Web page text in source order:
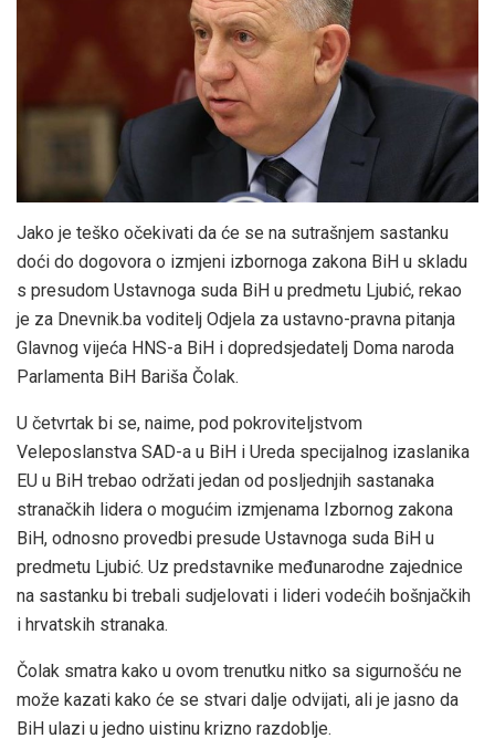
Jako je teško očekivati da će se na sutrašnjem sastanku
doći do dogovora o izmjeni izbornoga zakona BiH u skladu
s presudom Ustavnoga suda BiH u predmetu Ljubić, rekao
je za Dnevnik.ba voditelj Odjela za ustavno-pravna pitanja
Glavnog vijeća HNS-a BiH i dopredsjedatelj Doma naroda
Parlamenta BiH Bariša Čolak.
U četvrtak bi se, naime, pod pokroviteljstvom
Veleposlanstva SAD-a u BiH i Ureda specijalnog izaslanika
EU u BiH trebao održati jedan od posljednjih sastanaka
stranačkih lidera o mogućim izmjenama Izbornog zakona
BiH, odnosno provedbi presude Ustavnoga suda BiH u
predmetu Ljubić. Uz predstavnike međunarodne zajednice
na sastanku bi trebali sudjelovati i lideri vodećih bošnjačkih
i hrvatskih stranaka.
Čolak smatra kako u ovom trenutku nitko sa sigurnošću ne
može kazati kako će se stvari dalje odvijati, ali je jasno da
BiH ulazi u jedno uistinu krizno razdoblje.